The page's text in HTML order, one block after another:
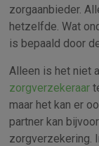
zorgaanbieder.
hetzelfde. Wat
is bepaald door
Alleen is het niet
zorgverzekeraar
maar het kan er
partner kan
zorgverzekering.